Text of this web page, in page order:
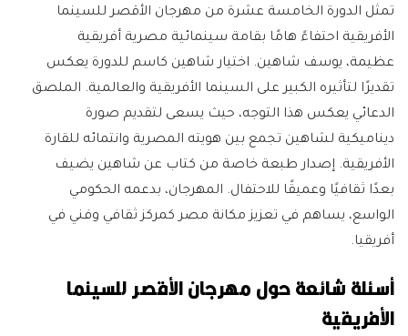
تمثل الدورة الخامسة عشرة من مهرجان الأقصر للسينما
الأفريقية احتفاءً هامًا بقامة سينمائية مصرية أفريقية
عظيمة، يوسف شاهين. اختيار شاهين كاسم للدورة يعكس
تقديرًا لتأثيره الكبير على السينما الأفريقية والعالمية. الملصق
الدعائي يعكس هذا التوجه، حيث يسعى لتقديم صورة
ديناميكية لشاهين تجمع بين هويته المصرية وانتمائه للقارة
الأفريقية. إصدار طبعة خاصة من كتاب عن شاهين يضيف
بعدًا ثقافيًا وعميقًا للاحتفال. المهرجان، بدعمه الحكومي
الواسع، يساهم في تعزيز مكانة مصر كمركز ثقافي وفني في
أفريقيا.
أسئلة شائعة حول مهرجان الأقصر للسينما
الأفريقية